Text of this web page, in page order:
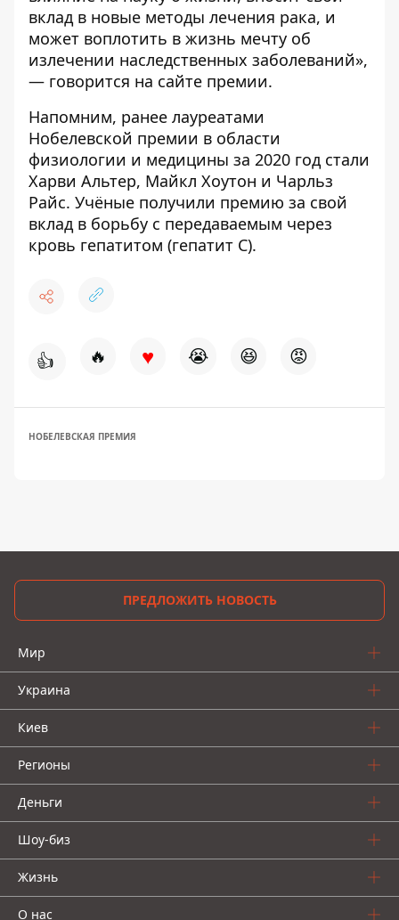
вклад в новые методы лечения рака, и
может воплотить в жизнь мечту об
излечении наследственных заболеваний»,
— говорится на сайте премии.
Напомним, ранее лауреатами
Нобелевской премии в области
физиологии и медицины за 2020 год стали
Харви Альтер, Майкл Хоутон и Чарльз
Райс. Учёные получили премию за свой
вклад в борьбу с передаваемым через
кровь гепатитом (гепатит С).
👍 🔥 ♥ 😭 😆 😡
НОБЕЛЕВСКАЯ ПРЕМИЯ
ПРЕДЛОЖИТЬ НОВОСТЬ
Мир
Украина
Киев
Регионы
Деньги
Шоу-биз
Жизнь
О нас